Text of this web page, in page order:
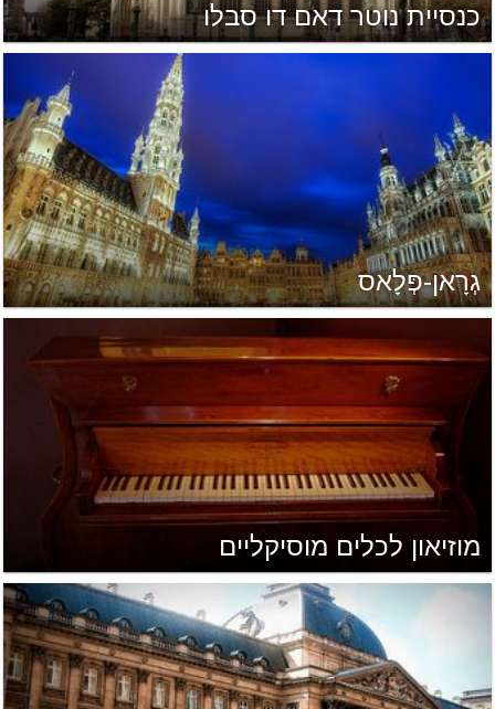
כנסיית נוטר דאם דו סבלו
גְרָאן-פְּלָאס
מוזיאון לכלים מוסיקליים